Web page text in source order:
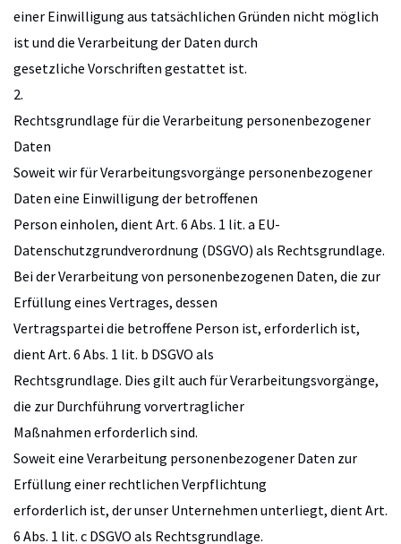
einer Einwilligung aus tatsächlichen Gründen nicht möglich
ist und die Verarbeitung der Daten durch
gesetzliche Vorschriften gestattet ist.
2.
Rechtsgrundlage für die Verarbeitung personenbezogener
Daten
Soweit wir für Verarbeitungsvorgänge personenbezogener
Daten eine Einwilligung der betroffenen
Person einholen, dient Art. 6 Abs. 1 lit. a EU-
Datenschutzgrundverordnung (DSGVO) als Rechtsgrundlage.
Bei der Verarbeitung von personenbezogenen Daten, die zur
Erfüllung eines Vertrages, dessen
Vertragspartei die betroffene Person ist, erforderlich ist,
dient Art. 6 Abs. 1 lit. b DSGVO als
Rechtsgrundlage. Dies gilt auch für Verarbeitungsvorgänge,
die zur Durchführung vorvertraglicher
Maßnahmen erforderlich sind.
Soweit eine Verarbeitung personenbezogener Daten zur
Erfüllung einer rechtlichen Verpflichtung
erforderlich ist, der unser Unternehmen unterliegt, dient Art.
6 Abs. 1 lit. c DSGVO als Rechtsgrundlage.